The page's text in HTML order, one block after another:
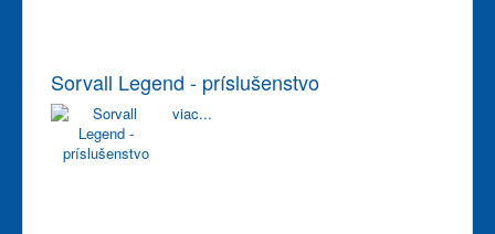
Sorvall Legend - príslušenstvo
viac...